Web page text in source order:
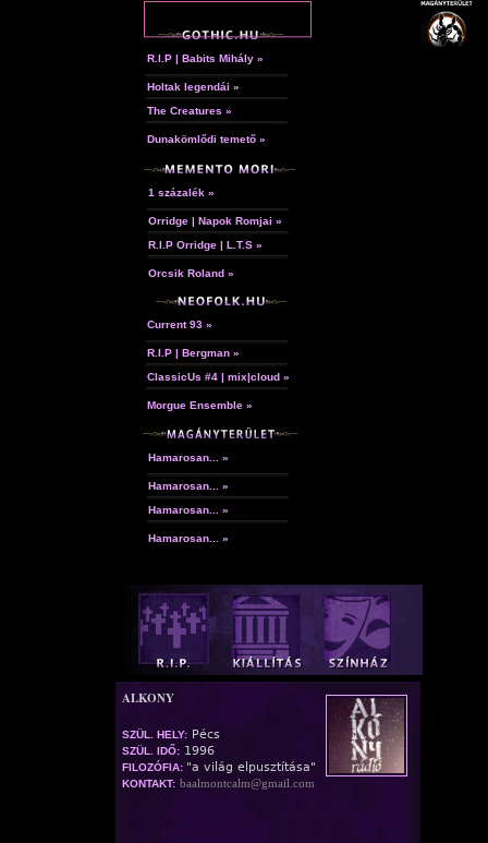
R.I.P | Babits Mihály »
Holtak legendái »
The Creatures »
Dunakömlődi temető »
1 százalék »
Orridge | Napok Romjai »
R.I.P Orridge | L.T.S »
Orcsik Roland »
Current 93 »
R.I.P | Bergman »
ClassicUs #4 | mix|cloud »
Morgue Ensemble »
Hamarosan... »
Hamarosan... »
Hamarosan... »
Hamarosan... »
ALKONY
SZÜL. HELY: Pécs
SZÜL. IDŐ: 1996
FILOZÓFIA: "a világ elpusztítása"
KONTAKT: baalmontcalm@gmail.com